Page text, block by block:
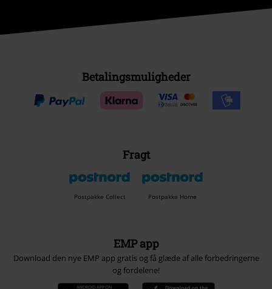
Betalingsmuligheder
Fragt
Postpakke Collect Postpakke Home
EMP app
Download den nye EMP app gratis og få glæde af alle forbedringerne
og fordelene!